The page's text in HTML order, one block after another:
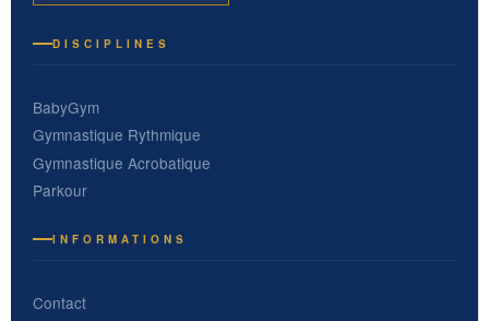
DISCIPLINES
BabyGym
Gymnastique Rythmique
Gymnastique Acrobatique
Parkour
INFORMATIONS
Contact